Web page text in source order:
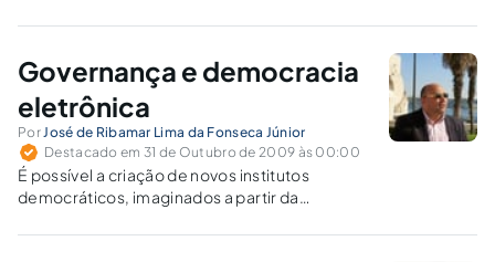
organizado dentro do setor público brasileiro.
coleta indevida e difusão das informações
facilitaram os crimes digitais,...
Governança e democracia
eletrônica
PorJosé de Ribamar Lima da Fonseca Júnior
Destacado em 31 de Outubro de 2009 às 00:00
É possível a criação de novos institutos
democráticos, imaginados a partir da
mediante o uso das novas tecnologias.